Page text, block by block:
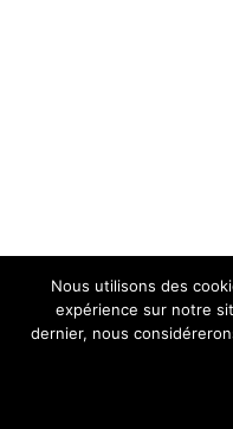
Nous utilisons des
expérience sur notre
dernier, nous